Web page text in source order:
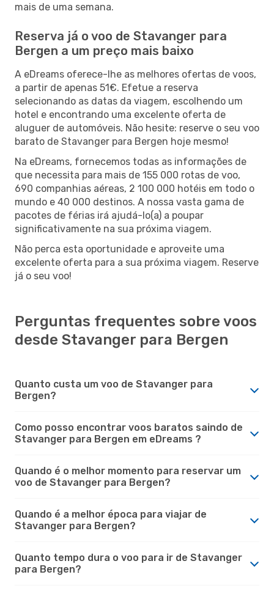
mais de uma semana.
Reserva já o voo de Stavanger para
Bergen a um preço mais baixo
A eDreams oferece-lhe as melhores ofertas de voos,
a partir de apenas 51€. Efetue a reserva
selecionando as datas da viagem, escolhendo um
hotel e encontrando uma excelente oferta de
aluguer de automóveis. Não hesite: reserve o seu voo
barato de Stavanger para Bergen hoje mesmo!
Na eDreams, fornecemos todas as informações de
que necessita para mais de 155 000 rotas de voo,
690 companhias aéreas, 2 100 000 hotéis em todo o
mundo e 40 000 destinos. A nossa vasta gama de
pacotes de férias irá ajudá-lo(a) a poupar
significativamente na sua próxima viagem.
Não perca esta oportunidade e aproveite uma
excelente oferta para a sua próxima viagem. Reserve
já o seu voo!
Perguntas frequentes sobre voos
desde Stavanger para Bergen
Quanto custa um voo de Stavanger para
Bergen?
Como posso encontrar voos baratos saindo de
Stavanger para Bergen em eDreams ?
Quando é o melhor momento para reservar um
voo de Stavanger para Bergen?
Quando é a melhor época para viajar de
Stavanger para Bergen?
Quanto tempo dura o voo para ir de Stavanger
para Bergen?